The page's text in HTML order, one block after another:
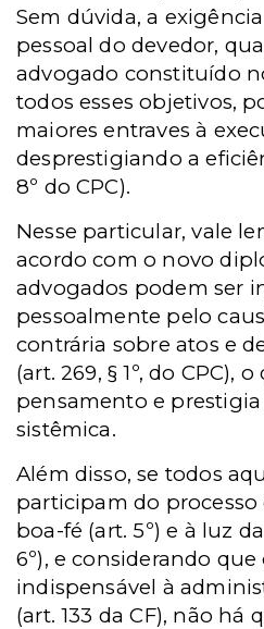
Sem dúvida, a
pessoal do devedor,
advogado constituído
todos esses objetivos,
maiores entraves à
desprestigiando a
8º do CPC).
Nesse particular, vale
acordo com o novo
advogados podem ser
pessoalmente pelo
contrária sobre atos e
(art. 269, § 1º, do CPC),
pensamento e prestigia
sistêmica.
Além disso, se todos
participam do
boa-fé (art. 5º) e à luz
6º), e considerando
indispensável à
(art. 133 da CF), não há